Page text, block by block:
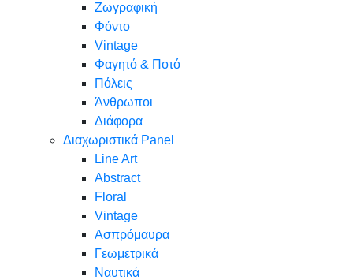
Ζωγραφική
Φόντο
Vintage
Φαγητό & Ποτό
Πόλεις
Άνθρωποι
Διάφορα
Διαχωριστικά Panel
Line Art
Abstract
Floral
Vintage
Ασπρόμαυρα
Γεωμετρικά
Ναυτικά